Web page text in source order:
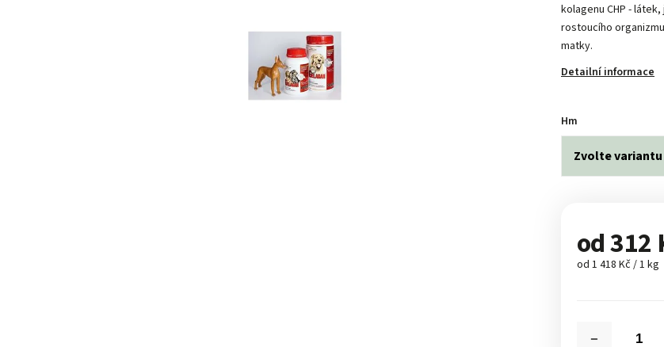
kolagenu CHP -
rostoucího
matky.
Detailní informace
Hm
od312
od 1 418 Kč / 1 kg